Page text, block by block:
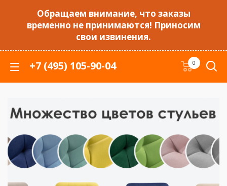
Обращаем внимание, что заказы
временно не принимаются! Приносим
свои извинения.
+7 (495) 105-90-04 0